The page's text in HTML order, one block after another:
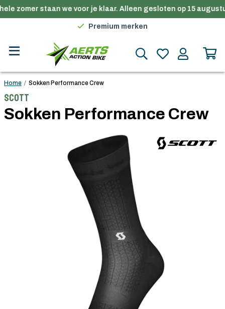
zomer staan we voor je klaar. Alleen gesloten op 15
Gratis verzending in België vanaf €100
Premium merken
Gratis verzending in België vanaf €100
Home / Sokken Performance Crew
Scott
Sokken Performance Crew